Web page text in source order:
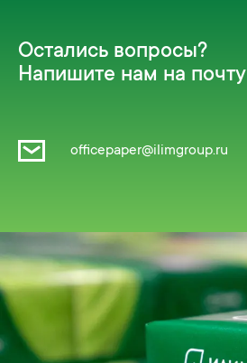
Остались вопросы?
Напишите нам на почту
officepaper@ilimgroup.ru